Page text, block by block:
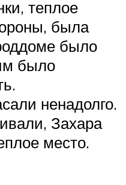
теплое
была
было
было
ненадолго.
Захара
место.